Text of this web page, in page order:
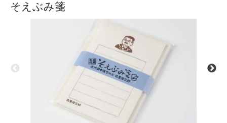
そえぶみ箋